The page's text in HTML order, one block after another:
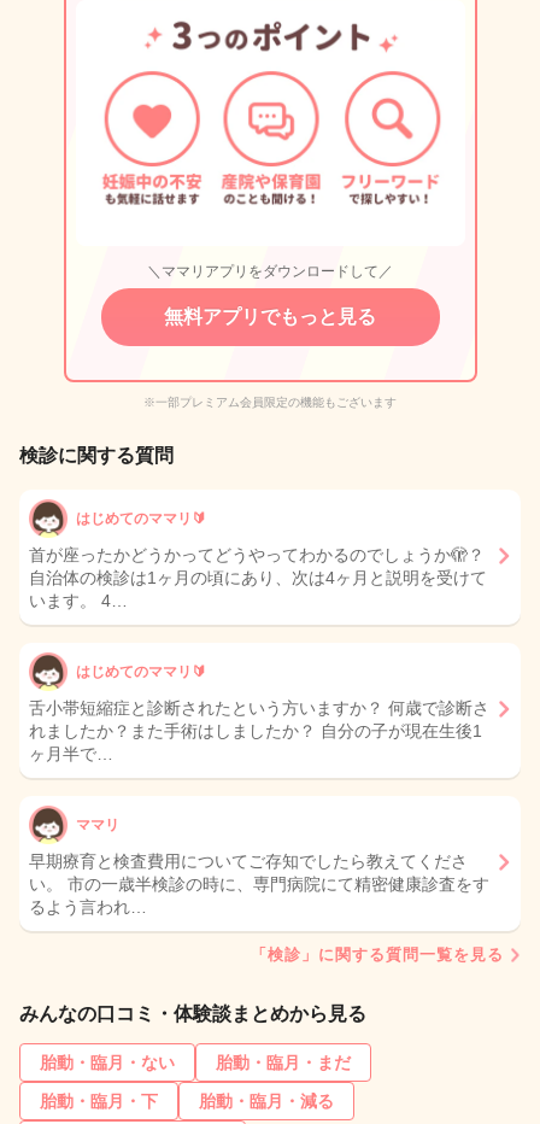
＼ママリアプリをダウンロードして／
無料アプリでもっと見る
※一部プレミアム会員限定の機能もございます
検診に関する質問
はじめてのママリ🔰
首が座ったかどうかってどうやってわかるのでしょうか🫣？
自治体の検診は1ヶ月の頃にあり、次は4ヶ月と説明を受けて
います。 4…
はじめてのママリ🔰
舌小帯短縮症と診断されたという方いますか？ 何歳で診断さ
れましたか？また手術はしましたか？ 自分の子が現在生後1
ヶ月半で…
ママリ
早期療育と検査費用についてご存知でしたら教えてくださ
い。 市の一歳半検診の時に、専門病院にて精密健康診査をす
るよう言われ…
「検診」に関する質問一覧を見る
みんなの口コミ・体験談まとめから見る
胎動・臨月・ない
胎動・臨月・まだ
胎動・臨月・下
胎動・臨月・減る